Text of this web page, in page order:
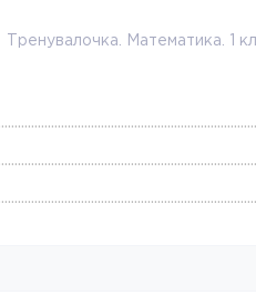
Тренувалочка. Математика. 1